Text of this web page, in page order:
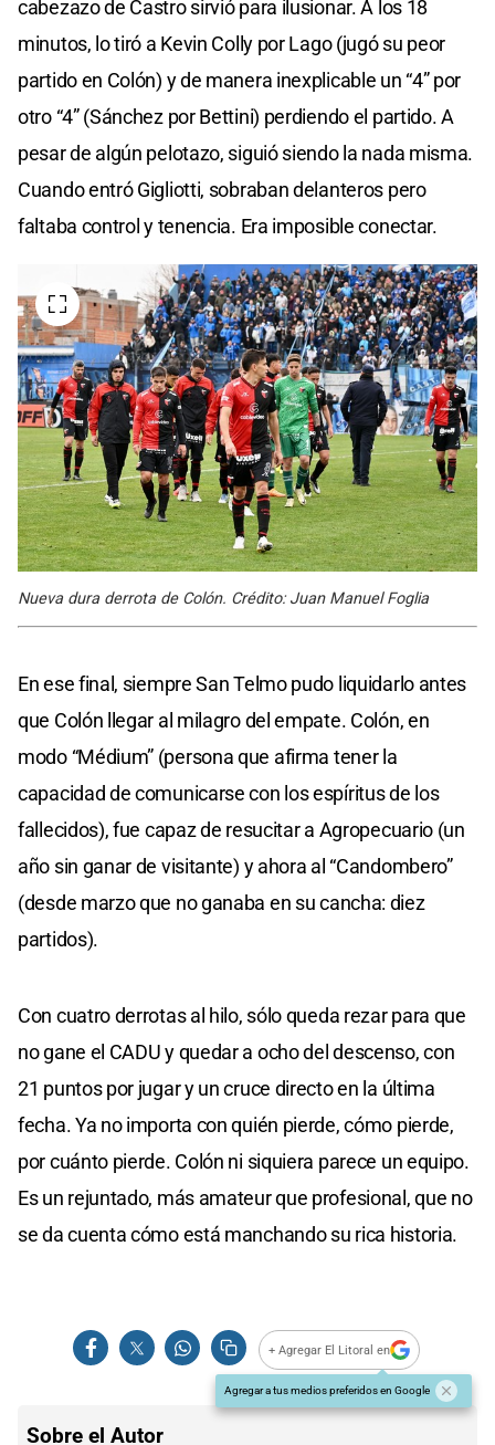
cabezazo de Castro sirvió para ilusionar. A los 18
minutos, lo tiró a Kevin Colly por Lago (jugó su peor
partido en Colón) y de manera inexplicable un “4” por
otro “4” (Sánchez por Bettini) perdiendo el partido. A
pesar de algún pelotazo, siguió siendo la nada misma.
Cuando entró Gigliotti, sobraban delanteros pero
faltaba control y tenencia. Era imposible conectar.
Nueva dura derrota de Colón. Crédito: Juan Manuel Foglia
En ese final, siempre San Telmo pudo liquidarlo antes
que Colón llegar al milagro del empate. Colón, en
modo “Médium” (persona que afirma tener la
capacidad de comunicarse con los espíritus de los
fallecidos), fue capaz de resucitar a Agropecuario (un
año sin ganar de visitante) y ahora al “Candombero”
(desde marzo que no ganaba en su cancha: diez
partidos).
Con cuatro derrotas al hilo, sólo queda rezar para que
no gane el CADU y quedar a ocho del descenso, con
21 puntos por jugar y un cruce directo en la última
fecha. Ya no importa con quién pierde, cómo pierde,
por cuánto pierde. Colón ni siquiera parece un equipo.
Es un rejuntado, más amateur que profesional, que no
se da cuenta cómo está manchando su rica historia.
+ Agregar El Litoral en
Agregar a tus medios preferidos en Google
Sobre el Autor